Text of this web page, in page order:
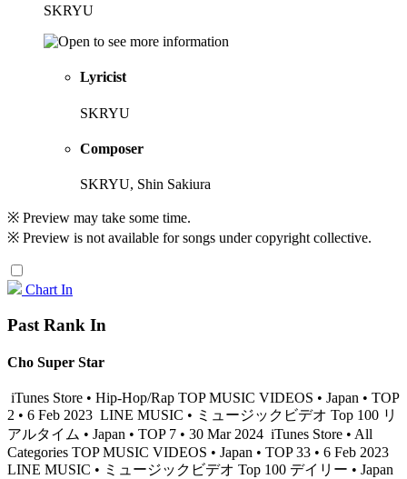
SKRYU
Lyricist
SKRYU
Composer
SKRYU, Shin Sakiura
※ Preview may take some time.
※ Preview is not available for songs under copyright collective.
Chart In
Past Rank In
Cho Super Star
iTunes Store • Hip-Hop/Rap TOP MUSIC VIDEOS • Japan • TOP
2 • 6 Feb 2023 LINE MUSIC • ミュージックビデオ Top 100 リ
アルタイム • Japan • TOP 7 • 30 Mar 2024 iTunes Store • All
Categories TOP MUSIC VIDEOS • Japan • TOP 33 • 6 Feb 2023
LINE MUSIC • ミュージックビデオ Top 100 デイリー • Japan